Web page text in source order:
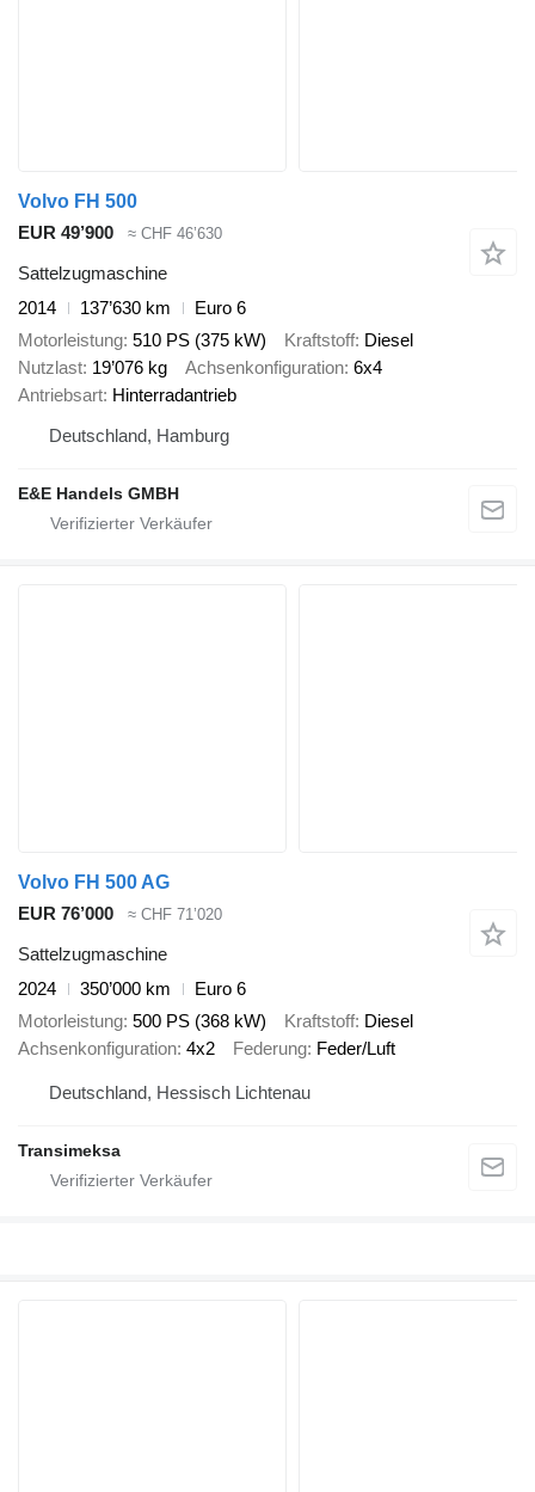
Volvo FH 500
EUR 49’900
≈ CHF 46’630
Sattelzugmaschine
2014
137’630 km
Euro 6
Motorleistung 510 PS (375 kW) Kraftstoff Diesel
Nutzlast 19’076 kg Achsenkonfiguration 6x4
Antriebsart Hinterradantrieb
Deutschland, Hamburg
E&E Handels GMBH
Volvo FH 500 AG
EUR 76’000
≈ CHF 71’020
Sattelzugmaschine
2024
350’000 km
Euro 6
Motorleistung 500 PS (368 kW) Kraftstoff Diesel
Achsenkonfiguration 4x2 Federung Feder/Luft
Deutschland, Hessisch Lichtenau
Transimeksa